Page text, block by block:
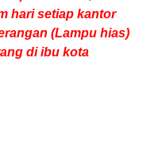
hari setiap kantor
(Lampu hias)
di ibu kota